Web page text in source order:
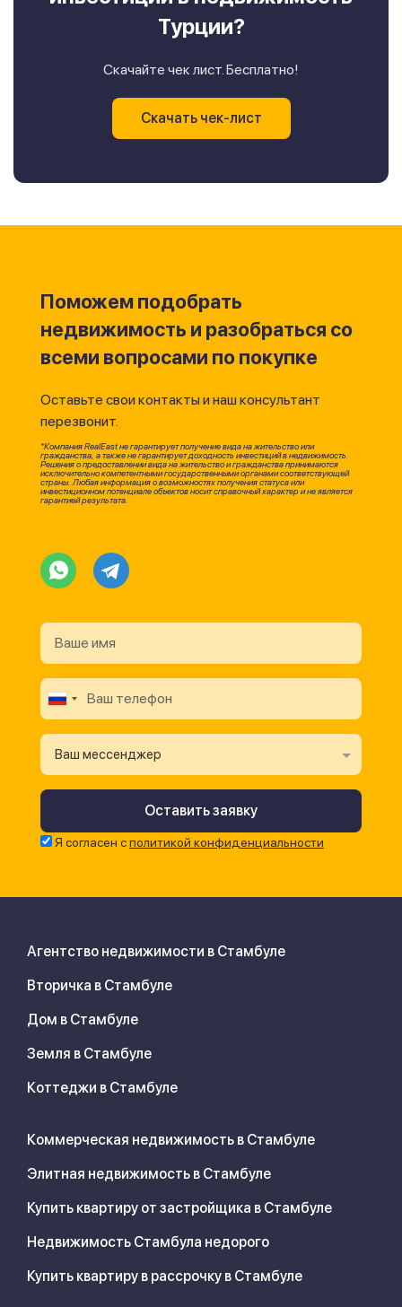
Турции?
Скачайте чек лист. Бесплатно!
Скачать чек-лист
Поможем подобрать
недвижимость и разобраться со
всеми вопросами по покупке
Оставьте свои контакты и наш консультант
перезвонит.
*Компания RealEast не гарантирует получение вида на жительство или
гражданства, а также не гарантирует доходность инвестиций в недвижимость.
Решения о предоставлении вида на жительство и гражданства принимаются
исключительно компетентными государственными органами соответствующей
страны. Любая информация о возможностях получения статуса или
инвестиционном потенциале объектов носит справочный характер и не является
гарантией результата.
Ваш мессенджер
Я согласен сполитикой конфиденциальности
Агентство недвижимости в Стамбуле
Вторичка в Стамбуле
Дом в Стамбуле
Земля в Стамбуле
Коттеджи в Стамбуле
Коммерческая недвижимость в Стамбуле
Элитная недвижимость в Стамбуле
Купить квартиру от застройщика в Стамбуле
Недвижимость Стамбула недорого
Купить квартиру в рассрочку в Стамбуле